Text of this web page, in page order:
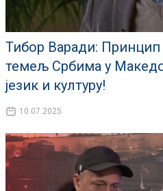
Тибор Варади: Принцип
темељ Србима у
језик и културу!
10.07.2025